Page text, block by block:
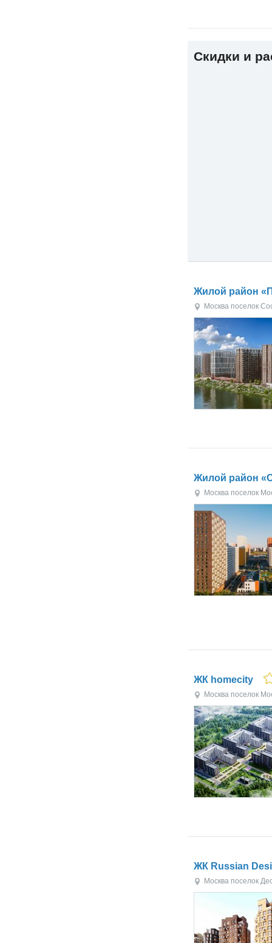
Скидки и
Жилой район
Москва поселок
Жилой район
Москва поселок
ЖК homecity
Москва поселок
ЖК Russian
Москва поселок